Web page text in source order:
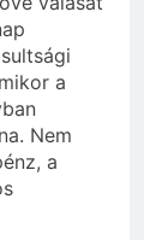
a
Nem
a